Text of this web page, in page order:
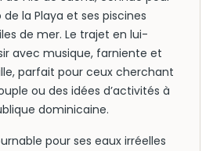
la Playa et ses piscines
de mer. Le trajet en lui-
avec musique, farniente et
parfait pour ceux cherchant
ou des idées d’activités à
dominicaine.
pour ses eaux irréelles